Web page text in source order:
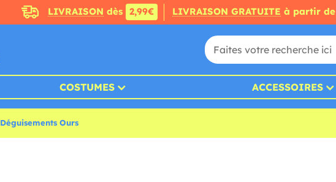
LIVRAISON dès 2,99€ LIVRAISON GRATUITE à partir de
COSTUMES ACCESSOIRES
Déguisements Ours